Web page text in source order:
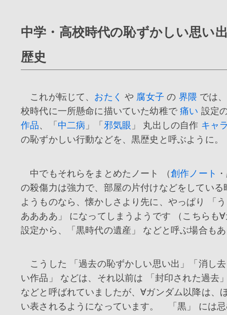
中学・高校時代の恥ずかしい思い
歴史
これが転じて、 おたく や 腐女子 の 界隈では
校時代に一所懸命に描いていた幼稚で痛い 設定
作品、「 中二病 」「 邪気眼 」 丸出しの自作 キャ
の恥ずかしい行動などを、黒歴史と呼ぶように。
中でもそれらをまとめたノート （創作ノート
の殺傷力は強力で、部屋の片付けなどをしている
ようものなら、懐かしさより先に、やっぱり 「
ああああ」 になってしまうようです （こちらも
設定から、「黒時代の遺産」 などと呼ぶ場合も
こうした 「過去の恥ずかしい思い出」「消し
い作品」 などは、それ以前は 「封印された過去
などと呼ばれていましたが、∀ガンダム以降は、
い表されるようになっています。 「黒」 には